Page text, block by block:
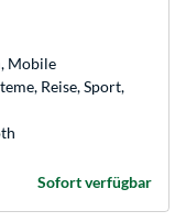
Mobile
Reise, Sport,
Sofort verfügbar